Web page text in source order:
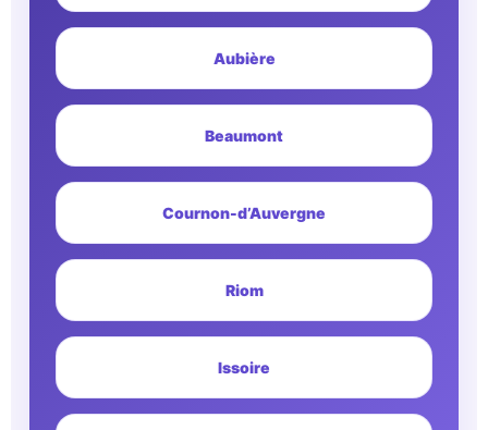
Aubière
Beaumont
Cournon-d’Auvergne
Riom
Issoire